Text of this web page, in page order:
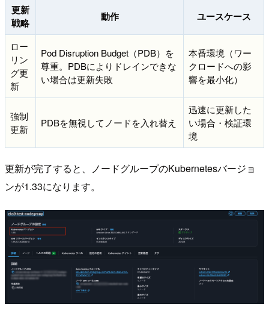
更新
戦略
動作 ユースケース
ロー
リン
グ更
新
Pod Disruption Budget（PDB）を
尊重。PDBによりドレインできな
い場合は更新失敗
本番環境（ワー
クロードへの影
響を最小化）
強制
更新
PDBを無視してノードを入れ替え
迅速に更新した
い場合・検証環
境
更新が完了すると、ノードグループのKubernetesバージョ
ンが1.33になります。